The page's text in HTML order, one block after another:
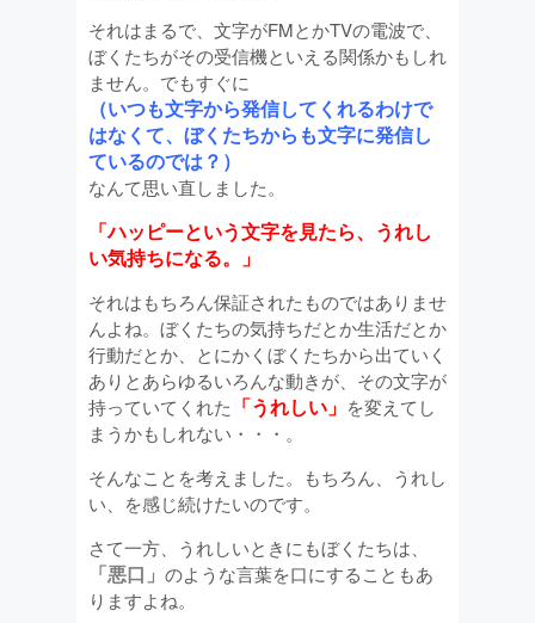
それはまるで、文字がFMとかTVの電波で、
ぼくたちがその受信機といえる関係かもしれ
ません。でもすぐに
（いつも文字から発信してくれるわけで
はなくて、ぼくたちからも文字に発信し
ているのでは？）
なんて思い直しました。
「ハッピーという文字を見たら、うれし
い気持ちになる。」
それはもちろん保証されたものではありませ
んよね。ぼくたちの気持ちだとか生活だとか
行動だとか、とにかくぼくたちから出ていく
ありとあらゆるいろんな動きが、その文字が
持っていてくれた 「うれしい」 を変えてし
まうかもしれない・・・。
そんなことを考えました。もちろん、うれし
い、を感じ続けたいのです。
さて一方、うれしいときにもぼくたちは、
「悪口」 のような言葉を口にすることもあ
りますよね。